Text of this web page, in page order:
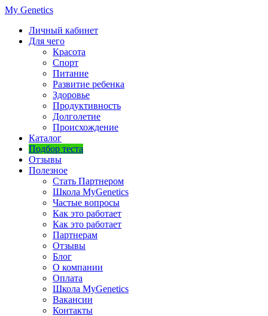
My Genetics
Личный кабинет
Для чего
Красота
Спорт
Питание
Развитие ребенка
Здоровье
Продуктивность
Долголетие
Происхождение
Каталог
Подбор теста
Отзывы
Полезное
Стать Партнером
Школа MyGenetics
Частые вопросы
Как это работает
Как это работает
Партнерам
Отзывы
Блог
О компании
Оплата
Школа MyGenetics
Вакансии
Контакты